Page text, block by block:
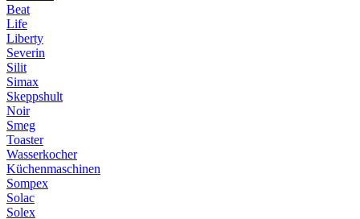
Beat
Life
Liberty
Severin
Silit
Simax
Skeppshult
Noir
Smeg
Toaster
Wasserkocher
Küchenmaschinen
Sompex
Solac
Solex